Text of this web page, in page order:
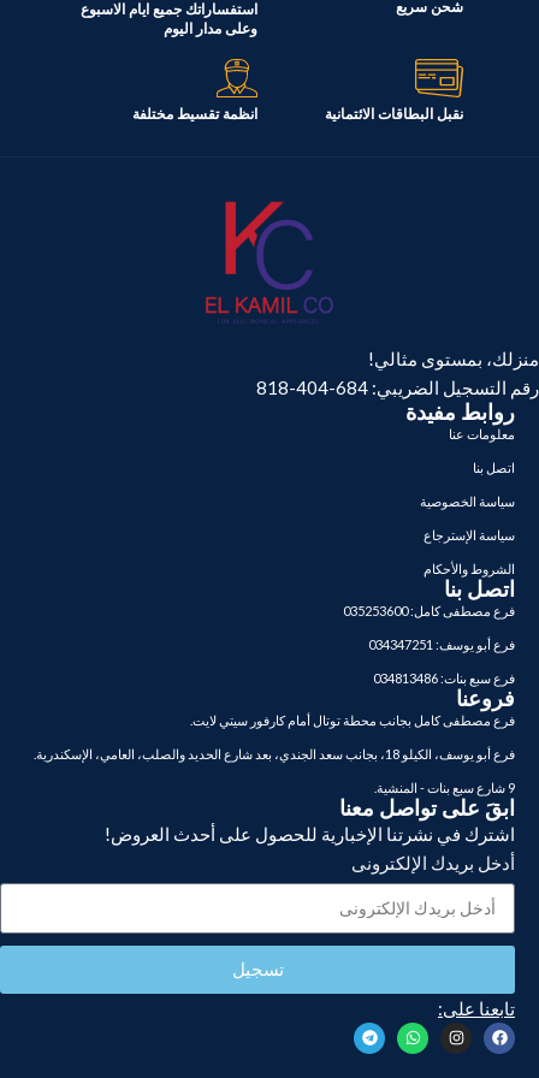
367 لتر السعة
شحن سريع
استفساراتك جميع ايام الاسبوع
وعلى مدار اليوم
نقبل البطاقات الائتمانية انظمة تقسيط مختلفة
منزلك، بمستوى مثالي!
رقم التسجيل الضريبي: 684-404-818
روابط مفيدة
معلومات عنا
اتصل بنا
سياسة الخصوصية
سياسة الإسترجاع
الشروط والأحكام
اتصل بنا
فرع مصطفى كامل: 035253600
فرع أبو يوسف: 034347251
فرع سبع بنات: 034813486
فروعنا
فرع مصطفى كامل بجانب محطة توتال أمام كارفور سيتي لايت.
فرع أبو يوسف، الكيلو 18، بجانب سعد الجندي، بعد شارع الحديد والصلب، العامي، الإسكندرية.
9 شارع سبع بنات - المنشية.
ابقَ على تواصل معنا
اشترك في نشرتنا الإخبارية للحصول على أحدث العروض!
أدخل بريدك الإلكترونى
تسجيل
تابعنا على: